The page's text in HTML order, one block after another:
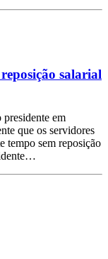
salarial
em
que os servidores
tempo sem reposição